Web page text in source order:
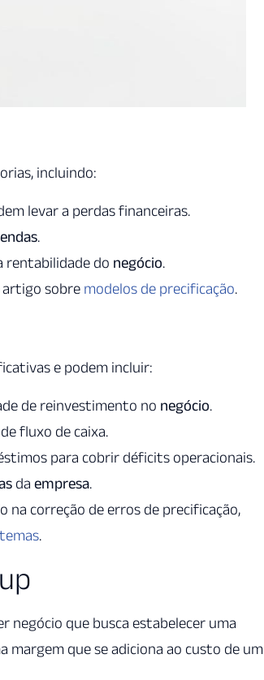
incluindo:
levar a perdas financeiras.
.
rentabilidade do negócio.
artigo sobre modelos de precificação.
e podem incluir:
de reinvestimento no negócio.
fluxo de caixa.
para cobrir déficits operacionais.
da empresa.
na correção de erros de precificação,
.
negócio que busca estabelecer uma
margem que se adiciona ao custo de um